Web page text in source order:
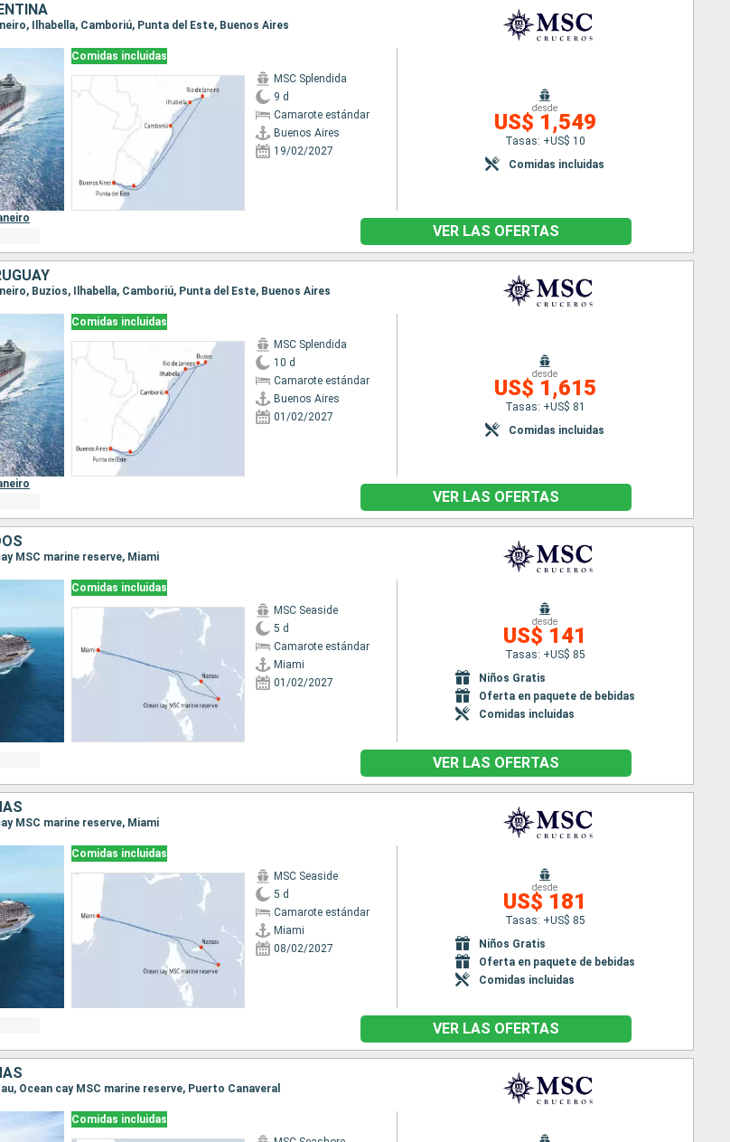
Ilhabella, Camboriú, Punta del Este, Buenos Aires
Comidas incluidas
MSC Splendida
9 d
Camarote estándar
Buenos Aires
19/02/2027
desde
US$ 1,549
Tasas: +US$ 10
Comidas incluidas
VER LAS OFERTAS
Buzios, Ilhabella, Camboriú, Punta del Este, Buenos Aires
Comidas incluidas
MSC Splendida
10 d
Camarote estándar
Buenos Aires
01/02/2027
desde
US$ 1,615
Tasas: +US$ 81
Comidas incluidas
VER LAS OFERTAS
MSC marine reserve, Miami
Comidas incluidas
MSC Seaside
5 d
Camarote estándar
Miami
01/02/2027
desde
US$ 141
Tasas: +US$ 85
Niños Gratis
Oferta en paquete de bebidas
Comidas incluidas
VER LAS OFERTAS
MSC marine reserve, Miami
Comidas incluidas
MSC Seaside
5 d
Camarote estándar
Miami
08/02/2027
desde
US$ 181
Tasas: +US$ 85
Niños Gratis
Oferta en paquete de bebidas
Comidas incluidas
VER LAS OFERTAS
Ocean cay MSC marine reserve, Puerto Canaveral
Comidas incluidas